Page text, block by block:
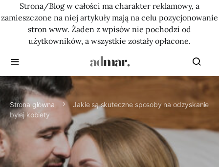
Strona/Blog w całości ma charakter reklamowy, a
zamieszczone na niej artykuły mają na celu pozycjonowanie
stron www. Żaden z wpisów nie pochodzi od
użytkowników, a wszystkie zostały opłacone.
Strona główna
Jakie są skuteczne sposoby na odzyskanie
byłej kobiety